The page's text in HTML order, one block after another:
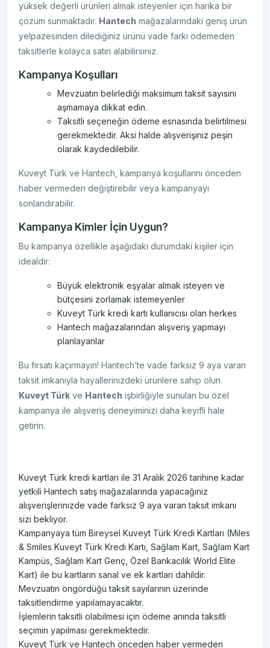
yüksek değerli ürünleri almak isteyenler için harika bir
çözüm sunmaktadır. Hantech mağazalarındaki geniş ürün
yelpazesinden dilediğiniz ürünü vade farkı ödemeden
taksitlerle kolayca satın alabilirsiniz.
Kampanya Koşulları
Mevzuatın belirlediği maksimum taksit sayısını
aşmamaya dikkat edin.
Taksitli seçeneğin ödeme esnasında belirtilmesi
gerekmektedir. Aksi halde alışverişiniz peşin
olarak kaydedilebilir.
Kuveyt Türk ve Hantech, kampanya koşullarını önceden
haber vermeden değiştirebilir veya kampanyayı
sonlandırabilir.
Kampanya Kimler İçin Uygun?
Bu kampanya özellikle aşağıdaki durumdaki kişiler için
idealdir:
Büyük elektronik eşyalar almak isteyen ve
bütçesini zorlamak istemeyenler
Kuveyt Türk kredi kartı kullanıcısı olan herkes
Hantech mağazalarından alışveriş yapmayı
planlayanlar
Bu fırsatı kaçırmayın! Hantech’te vade farksız 9 aya varan
taksit imkanıyla hayallerinizdeki ürünlere sahip olun.
Kuveyt Türk ve Hantech işbirliğiyle sunulan bu özel
kampanya ile alışveriş deneyiminizi daha keyifli hale
getirin.
Kuveyt Türk kredi kartları ile 31 Aralık 2026 tarihine kadar
yetkili Hantech satış mağazalarında yapacağınız
alışverişlerinizde vade farksız 9 aya varan taksit imkanı
sizi bekliyor.
Kampanyaya tüm Bireysel Kuveyt Türk Kredi Kartları (Miles
& Smiles Kuveyt Türk Kredi Kartı, Sağlam Kart, Sağlam Kart
Kampüs, Sağlam Kart Genç, Özel Bankacılık World Elite
Kart) ile bu kartların sanal ve ek kartları dahildir.
Mevzuatın öngördüğü taksit sayılarının üzerinde
taksitlendirme yapılamayacaktır.
İşlemlerin taksitli olabilmesi için ödeme anında taksitli
seçimin yapılması gerekmektedir.
Kuveyt Türk ve Hantech önceden haber vermeden